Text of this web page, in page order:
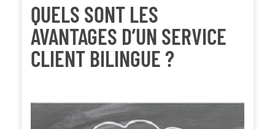
QUELS SONT LES
AVANTAGES D’UN SERVICE
CLIENT BILINGUE ?